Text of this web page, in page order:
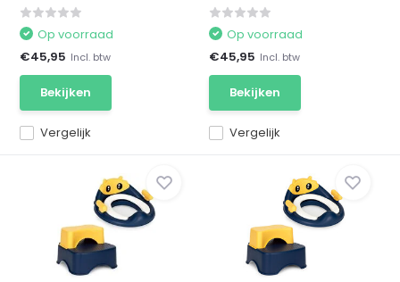
Vergelijk
Op voorraad
€45,95 Incl. btw
Bekijken
Vergelijk
Op voorraad
€45,95 Incl. btw
Bekijken